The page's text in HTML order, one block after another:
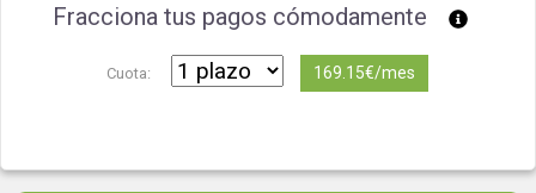
Fracciona tus pagos cómodamente
Cuota: 169.15€/mes